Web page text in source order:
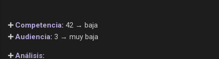
➕ Competencia: 42 → baja
➕Audiencia: 3 → muy baja
➕Análisis: